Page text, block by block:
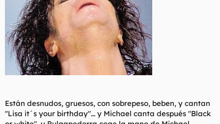
Están desnudos, gruesos, con sobrepeso, beben, y cantan
"Lisa it´s your birthday"... y Michael canta después "Black